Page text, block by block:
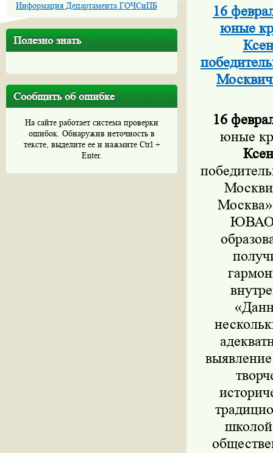
Информация Департамента ГОЧСиПБ
Полезно знать
Сообщить об ошибке
На сайте работает система проверки
ошибок. Обнаружив неточность в
тексте, выделите ее и нажмите Ctrl +
Enter.
16
юные
16
юные
ЮВАО